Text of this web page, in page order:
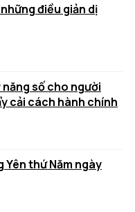
điều giản dị
số cho người
cải cách hành chính
Yên thứ Năm ngày